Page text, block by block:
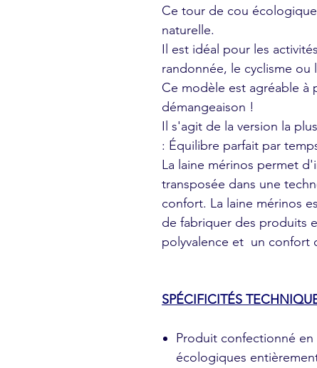
Ce tour de cou
naturelle.
Il est idéal pour les
randonnée, le cyclisme ou
Ce modèle est agréable à
démangeaison !
Il s'agit de la version la
: Équilibre parfait par
La laine mérinos permet
transposée dans une
confort. La laine mérinos
de fabriquer des produits
polyvalence et un confort
SPÉCIFICITÉS
Produit confectionné en
écologiques